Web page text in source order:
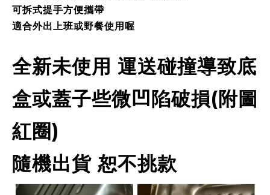
可拆式提手方便攜帶
適合外出上班或野餐使用喔
全新未使用 運送碰撞導致底
盒或蓋子些微凹陷破損(附圖
紅圈)
隨機出貨 恕不挑款